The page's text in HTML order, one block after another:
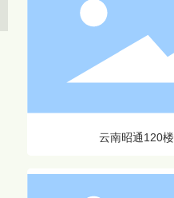
云南昭通120楼